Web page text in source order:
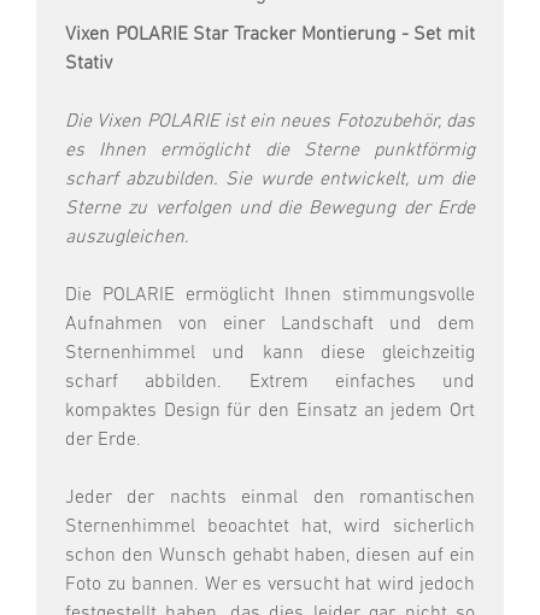
Vixen POLARIE Star Tracker Montierung - Set mit
Stativ
Die Vixen POLARIE ist ein neues Fotozubehör, das
es Ihnen ermöglicht die Sterne punktförmig
scharf abzubilden. Sie wurde entwickelt, um die
Sterne zu verfolgen und die Bewegung der Erde
auszugleichen.
Die POLARIE ermöglicht Ihnen stimmungsvolle
Aufnahmen von einer Landschaft und dem
Sternenhimmel und kann diese gleichzeitig
scharf abbilden. Extrem einfaches und
kompaktes Design für den Einsatz an jedem Ort
der Erde.
Jeder der nachts einmal den romantischen
Sternenhimmel beoachtet hat, wird sicherlich
schon den Wunsch gehabt haben, diesen auf ein
Foto zu bannen. Wer es versucht hat wird jedoch